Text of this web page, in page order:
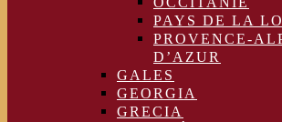
PAYS DE LA
PROVENCE-
D’AZUR
GALES
GEORGIA
GRECIA